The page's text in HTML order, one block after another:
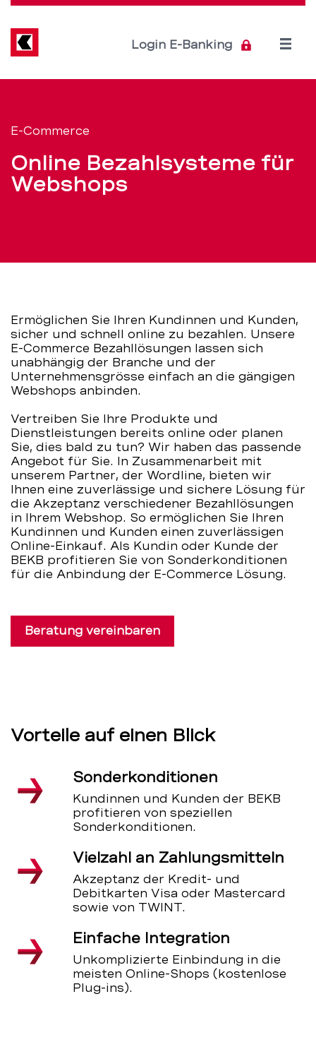
Bezahlsysteme
für
Webshops
Direkt
Inhalt
Login E-Banking
Open
E-Commerce
Online Bezahlsysteme für
Webshops
Ermöglichen Sie Ihren Kundinnen und Kunden,
sicher und schnell online zu bezahlen. Unsere
E-Commerce Bezahllösungen lassen sich
unabhängig der Branche und der
Unternehmensgrösse einfach an die gängigen
Webshops anbinden.
Vertreiben Sie Ihre Produkte und
Dienstleistungen bereits online oder planen
Sie, dies bald zu tun? Wir haben das passende
Angebot für Sie. In Zusammenarbeit mit
unserem Partner, der Wordline, bieten wir
Ihnen eine zuverlässige und sichere Lösung für
die Akzeptanz verschiedener Bezahllösungen
in Ihrem Webshop. So ermöglichen Sie Ihren
Kundinnen und Kunden einen zuverlässigen
Online-Einkauf. Als Kundin oder Kunde der
BEKB profitieren Sie von Sonderkonditionen
für die Anbindung der E-Commerce Lösung.
Beratung vereinbaren
Vorteile auf einen Blick
Sonderkonditionen
Kundinnen und Kunden der BEKB
profitieren von speziellen
Sonderkonditionen.
Vielzahl an Zahlungsmitteln
Akzeptanz der Kredit- und
Debitkarten Visa oder Mastercard
sowie von TWINT.
Einfache Integration
Unkomplizierte Einbindung in die
meisten Online-Shops (kostenlose
Plug-ins).